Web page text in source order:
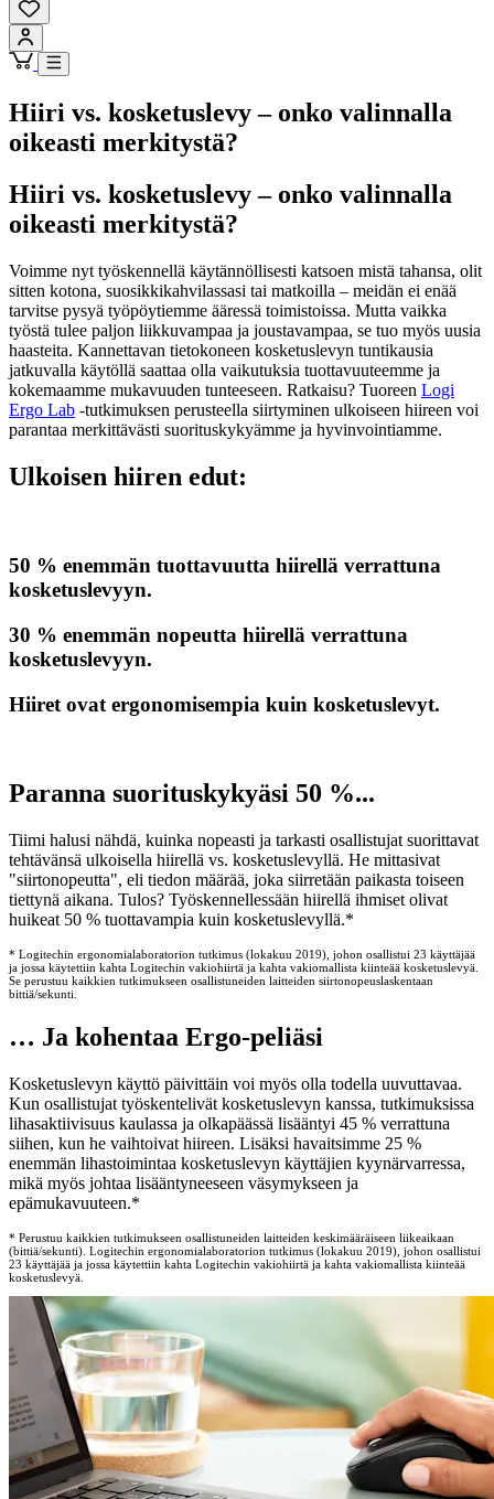
Hiiri vs. kosketuslevy – onko valinnalla
oikeasti merkitystä?
Hiiri vs. kosketuslevy – onko valinnalla
oikeasti merkitystä?
Voimme nyt työskennellä käytännöllisesti katsoen mistä tahansa, olit
sitten kotona, suosikkikahvilassasi tai matkoilla – meidän ei enää
tarvitse pysyä työpöytiemme ääressä toimistoissa. Mutta vaikka
työstä tulee paljon liikkuvampaa ja joustavampaa, se tuo myös uusia
haasteita. Kannettavan tietokoneen kosketuslevyn tuntikausia
jatkuvalla käytöllä saattaa olla vaikutuksia tuottavuuteemme ja
kokemaamme mukavuuden tunteeseen. Ratkaisu? Tuoreen Logi
Ergo Lab -tutkimuksen perusteella siirtyminen ulkoiseen hiireen voi
parantaa merkittävästi suorituskykyämme ja hyvinvointiamme.
Ulkoisen hiiren edut:
50 % enemmän tuottavuutta hiirellä verrattuna
kosketuslevyyn.
30 % enemmän nopeutta hiirellä verrattuna
kosketuslevyyn.
Hiiret ovat ergonomisempia kuin kosketuslevyt.
Paranna suorituskykyäsi 50 %...
Tiimi halusi nähdä, kuinka nopeasti ja tarkasti osallistujat suorittavat
tehtävänsä ulkoisella hiirellä vs. kosketuslevyllä. He mittasivat
"siirtonopeutta", eli tiedon määrää, joka siirretään paikasta toiseen
tiettynä aikana. Tulos? Työskennellessään hiirellä ihmiset olivat
huikeat 50 % tuottavampia kuin kosketuslevyllä.*
* Logitechin ergonomialaboratorion tutkimus (lokakuu 2019), johon osallistui 23 käyttäjää
ja jossa käytettiin kahta Logitechin vakiohiirtä ja kahta vakiomallista kiinteää kosketuslevyä.
Se perustuu kaikkien tutkimukseen osallistuneiden laitteiden siirtonopeuslaskentaan
bittiä/sekunti.
… Ja kohentaa Ergo-peliäsi
Kosketuslevyn käyttö päivittäin voi myös olla todella uuvuttavaa.
Kun osallistujat työskentelivät kosketuslevyn kanssa, tutkimuksissa
lihasaktiivisuus kaulassa ja olkapäässä lisääntyi 45 % verrattuna
siihen, kun he vaihtoivat hiireen. Lisäksi havaitsimme 25 %
enemmän lihastoimintaa kosketuslevyn käyttäjien kyynärvarressa,
mikä myös johtaa lisääntyneeseen väsymykseen ja
epämukavuuteen.*
* Perustuu kaikkien tutkimukseen osallistuneiden laitteiden keskimääräiseen liikeaikaan
(bittiä/sekunti). Logitechin ergonomialaboratorion tutkimus (lokakuu 2019), johon osallistui
23 käyttäjää ja jossa käytettiin kahta Logitechin vakiohiirtä ja kahta vakiomallista kiinteää
kosketuslevyä.